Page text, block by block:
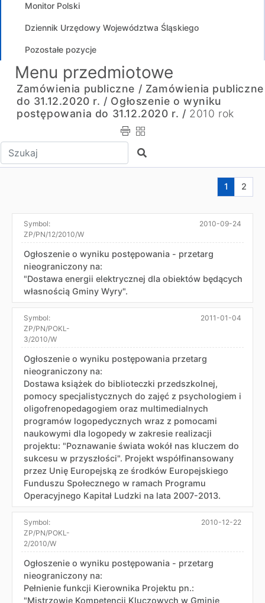
Monitor Polski
Dziennik Urzędowy Województwa Śląskiego
Pozostałe pozycje
Menu przedmiotowe
Zamówienia publiczne / Zamówienia publiczne
do 31.12.2020 r. / Ogłoszenie o wyniku
postępowania do 31.12.2020 r. / 2010 rok
Wpisz tekst do wyszukania Szukaj
Aktualna
1 2
Symbol:
ZP/PN/12/2010/W
2010-09-24
Ogłoszenie o wyniku postępowania - przetarg
nieograniczony na:
"Dostawa energii elektrycznej dla obiektów będących
własnością Gminy Wyry".
Symbol:
ZP/PN/POKL-
3/2010/W
2011-01-04
Ogłoszenie o wyniku postępowania przetarg
nieograniczony na:
Dostawa książek do biblioteczki przedszkolnej,
pomocy specjalistycznych do zajęć z psychologiem i
oligofrenopedagogiem oraz multimedialnych
programów logopedycznych wraz z pomocami
naukowymi dla logopedy w zakresie realizacji
projektu: "Poznawanie świata wokół nas kluczem do
sukcesu w przyszłości". Projekt współfinansowany
przez Unię Europejską ze środków Europejskiego
Funduszu Społecznego w ramach Programu
Operacyjnego Kapitał Ludzki na lata 2007-2013.
Symbol:
ZP/PN/POKL-
2/2010/W
2010-12-22
Ogłoszenie o wyniku postępowania - przetarg
nieograniczony na:
Pełnienie funkcji Kierownika Projektu pn.:
"Mistrzowie Kompetencji Kluczowych w Gminie